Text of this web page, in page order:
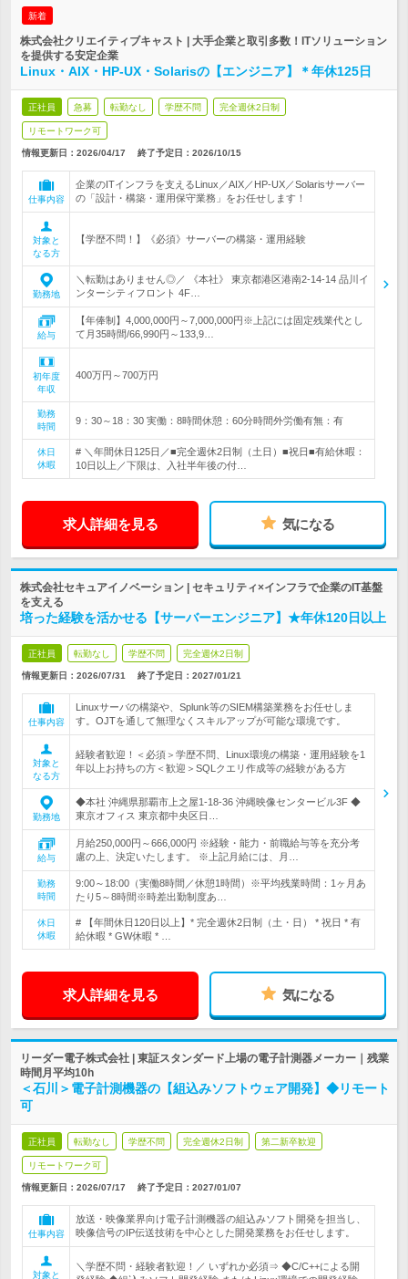
新着
株式会社クリエイティブキャスト | 大手企業と取引多数！ITソリューション
を提供する安定企業
Linux・AIX・HP-UX・Solarisの【エンジニア】＊年休125日
正社員 急募 転勤なし 学歴不問 完全週休2日制
リモートワーク可
情報更新日：2026/04/17 終了予定日： 2026/10/15
仕事内容
企業のITインフラを支えるLinux／AIX／HP-UX／Solarisサーバー
の「設計・構築・運用保守業務」をお任せします！
対象と
なる方
【学歴不問！】《必須》サーバーの構築・運用経験
勤務地
＼転勤はありません◎／ 《本社》 東京都港区港南2-14-14 品川イ
ンターシティフロント 4F…
給与
【年俸制】4,000,000円～7,000,000円※上記には固定残業代とし
て月35時間/66,990円～133,9…
初年度
年収
400万円～700万円
勤務
時間
9：30～18：30 実働：8時間休憩：60分時間外労働有無：有
休日
休暇
# ＼年間休日125日／■完全週休2日制（土日）■祝日■有給休暇：
10日以上／下限は、入社半年後の付…
求人詳細を見る 気になる
株式会社セキュアイノベーション | セキュリティ×インフラで企業のIT基盤
を支える
培った経験を活かせる【サーバーエンジニア】★年休120日以上
正社員 転勤なし 学歴不問 完全週休2日制
情報更新日：2026/07/31 終了予定日： 2027/01/21
仕事内容
Linuxサーバの構築や、Splunk等のSIEM構築業務をお任せしま
す。OJTを通して無理なくスキルアップが可能な環境です。
対象と
なる方
経験者歓迎！＜必須＞学歴不問、Linux環境の構築・運用経験を1
年以上お持ちの方＜歓迎＞SQLクエリ作成等の経験がある方
勤務地
◆本社 沖縄県那覇市上之屋1-18-36 沖縄映像センタービル3F ◆
東京オフィス 東京都中央区日…
給与
月給250,000円～666,000円 ※経験・能力・前職給与等を充分考
慮の上、決定いたします。 ※上記月給には、月…
勤務
時間
9:00～18:00（実働8時間／休憩1時間）※平均残業時間：1ヶ月あ
たり5～8時間※時差出勤制度あ…
休日
休暇
# 【年間休日120日以上】* 完全週休2日制（土・日） * 祝日 * 有
給休暇 * GW休暇 * …
求人詳細を見る 気になる
リーダー電子株式会社 | 東証スタンダード上場の電子計測器メーカー｜残業
時間月平均10h
＜石川＞電子計測機器の【組込みソフトウェア開発】◆リモート
可
正社員 転勤なし 学歴不問 完全週休2日制 第二新卒歓迎
リモートワーク可
情報更新日：2026/07/17 終了予定日： 2027/01/07
仕事内容
放送・映像業界向け電子計測機器の組込みソフト開発を担当し、
映像信号のIP伝送技術を中心とした開発業務をお任せします。
対象と
＼学歴不問・経験者歓迎！／ いずれか必須⇒ ◆C/C++による開